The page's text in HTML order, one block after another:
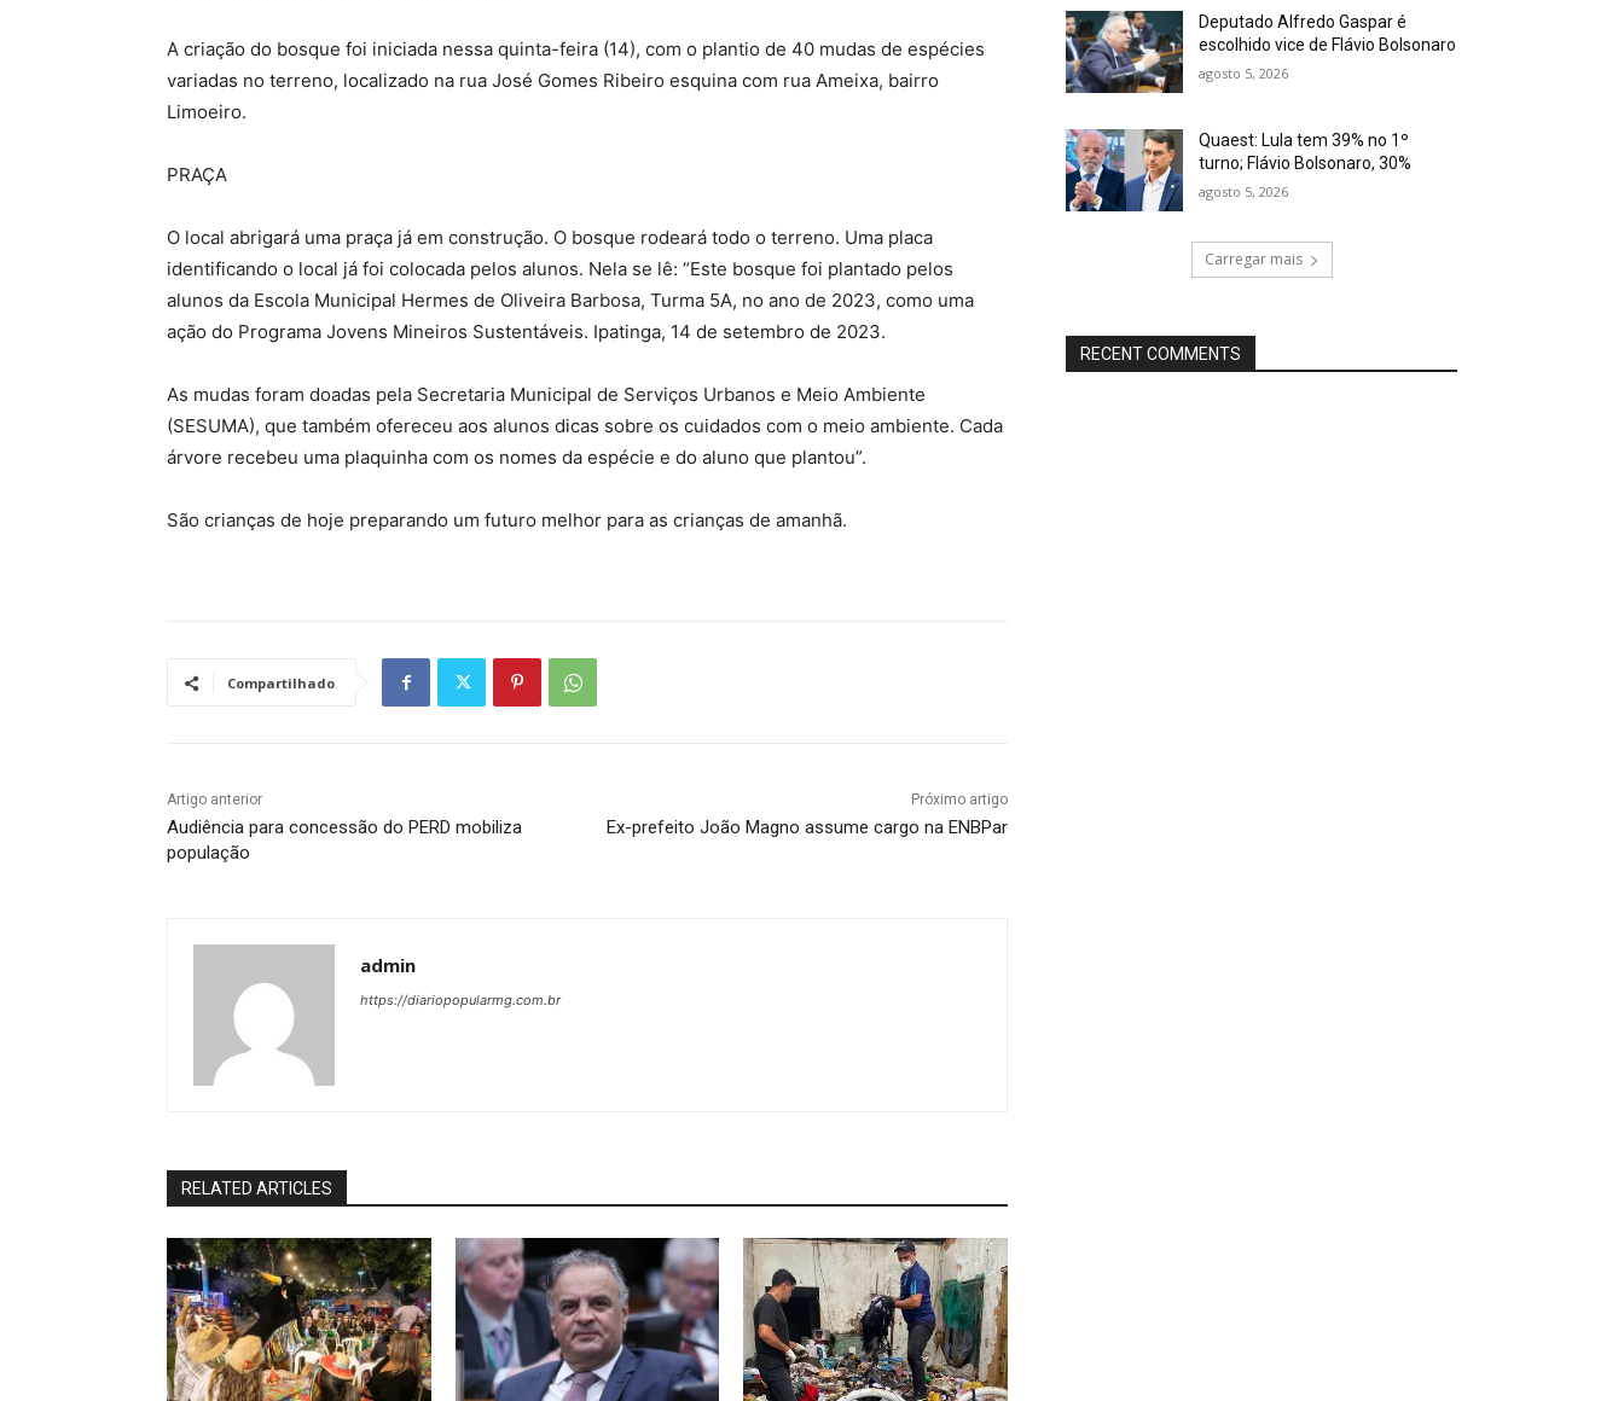
A criação do bosque foi iniciada nessa quinta-feira (14), com o plantio de 40 mudas de espécies
variadas no terreno, localizado na rua José Gomes Ribeiro esquina com rua Ameixa, bairro
Limoeiro.
PRAÇA
O local abrigará uma praça já em construção. O bosque rodeará todo o terreno. Uma placa
identificando o local já foi colocada pelos alunos. Nela se lê: “Este bosque foi plantado pelos
alunos da Escola Municipal Hermes de Oliveira Barbosa, Turma 5A, no ano de 2023, como uma
ação do Programa Jovens Mineiros Sustentáveis. Ipatinga, 14 de setembro de 2023.
As mudas foram doadas pela Secretaria Municipal de Serviços Urbanos e Meio Ambiente
(SESUMA), que também ofereceu aos alunos dicas sobre os cuidados com o meio ambiente. Cada
árvore recebeu uma plaquinha com os nomes da espécie e do aluno que plantou”.
São crianças de hoje preparando um futuro melhor para as crianças de amanhã.
Compartilhado
Artigo anterior
Audiência para concessão do PERD mobiliza
população
Próximo artigo
Ex-prefeito João Magno assume cargo na ENBPar
admin
https://diariopopularmg.com.br
RELATED ARTICLES
Deputado Alfredo Gaspar é
escolhido vice de Flávio Bolsonaro
agosto 5, 2026
Quaest: Lula tem 39% no 1º
turno; Flávio Bolsonaro, 30%
agosto 5, 2026
Carregar mais
RECENT COMMENTS